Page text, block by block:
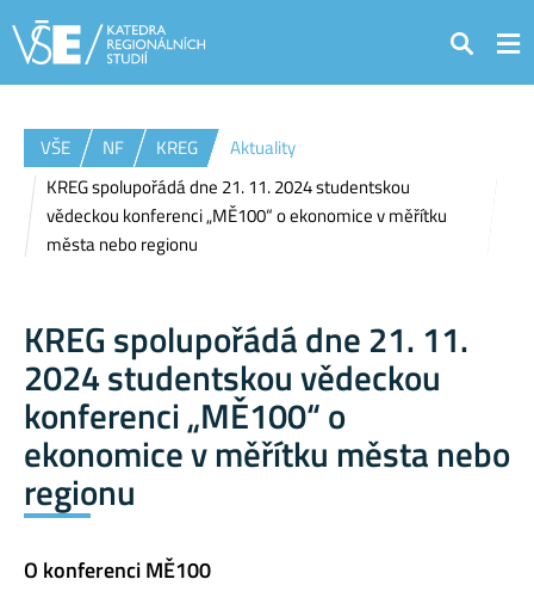
Hledat
VŠE NF KREG
Aktuality
KREG spolupořádá dne 21. 11. 2024 studentskou
vědeckou konferenci „MĚ100“ o ekonomice v měřítku
města nebo regionu
KREG spolupořádá dne 21. 11.
2024 studentskou vědeckou
konferenci „MĚ100“ o
ekonomice v měřítku města nebo
regionu
O konferenci MĚ100